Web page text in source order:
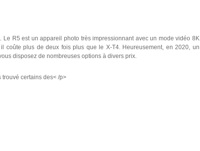
R5 est un appareil photo très impressionnant avec un mode vidéo 8K
coûte plus de deux fois plus que le X-T4. Heureusement, en 2020, un
disposez de nombreuses options à divers prix.
certains des< /p>